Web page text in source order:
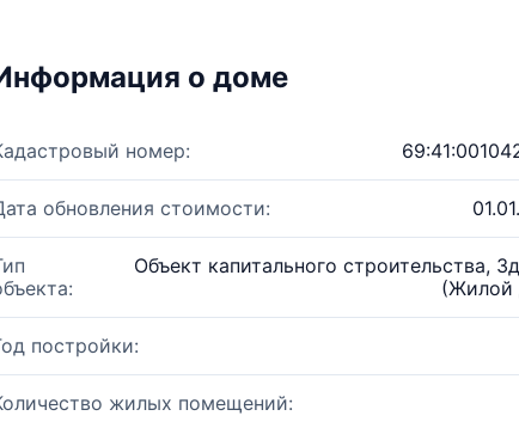
о доме
номер:
обновления стоимости:
Объект капитального строительства,
(Жилой
постройки:
жилых помещений: